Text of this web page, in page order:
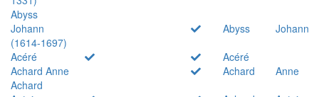
Abyss
Johann
(1614-1697)
Abyss
Johann
Acéré
Acéré
Achard Anne
Achard
Anne
Achard